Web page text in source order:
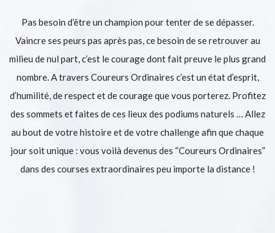
Pas besoin d’être un champion pour tenter de se dépasser.
Vaincre ses peurs pas après pas, ce besoin de se retrouver au
milieu de nul part, c’est le courage dont fait preuve le plus grand
nombre. A travers Coureurs Ordinaires c’est un état d’esprit,
d’humilité, de respect et de courage que vous porterez. Profitez
des sommets et faites de ces lieux des podiums naturels … Allez
au bout de votre histoire et de votre challenge afin que chaque
jour soit unique : vous voilà devenus des “Coureurs Ordinaires”
dans des courses extraordinaires peu importe la distance !